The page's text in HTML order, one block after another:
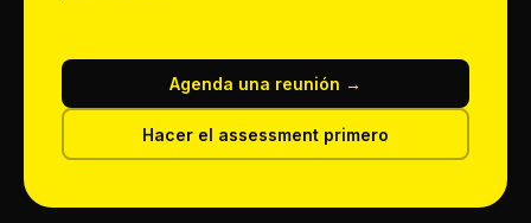
Agenda una reunión →
Hacer el assessment primero